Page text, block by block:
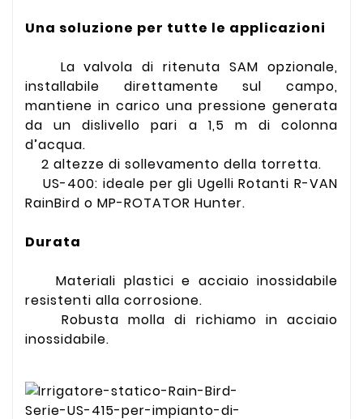
Una soluzione per tutte le applicazioni
La valvola di ritenuta SAM opzionale,
installabile direttamente sul campo,
mantiene in carico una pressione generata
da un dislivello pari a 1,5 m di colonna
d’acqua.
2 altezze di sollevamento della torretta.
US-400: ideale per gli Ugelli Rotanti R-VAN
RainBird o MP-ROTATOR Hunter.
Durata
Materiali plastici e acciaio inossidabile
resistenti alla corrosione.
Robusta molla di richiamo in acciaio
inossidabile.